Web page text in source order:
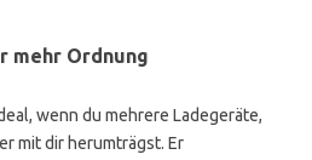
mehr Ordnung
wenn du mehrere Ladegeräte,
mit dir herumträgst. Er